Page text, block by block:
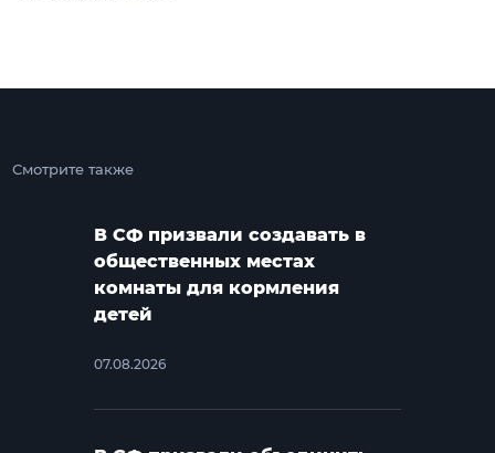
Смотрите также
В СФ призвали создавать в
общественных местах
комнаты для кормления
детей
07.08.2026